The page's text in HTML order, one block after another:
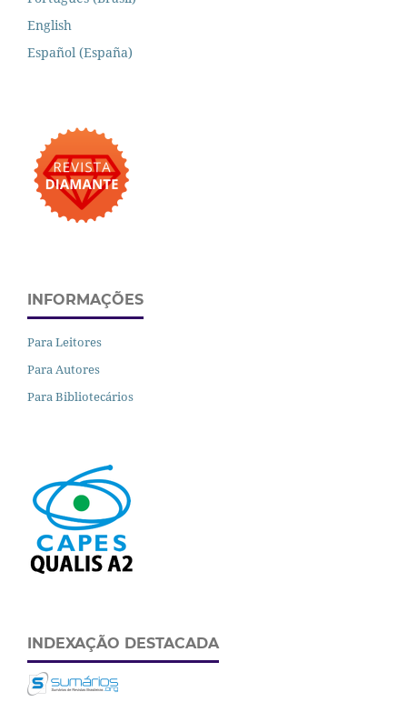
English
Español (España)
INFORMAÇÕES
Para Leitores
Para Autores
Para Bibliotecários
INDEXAÇÃO DESTACADA